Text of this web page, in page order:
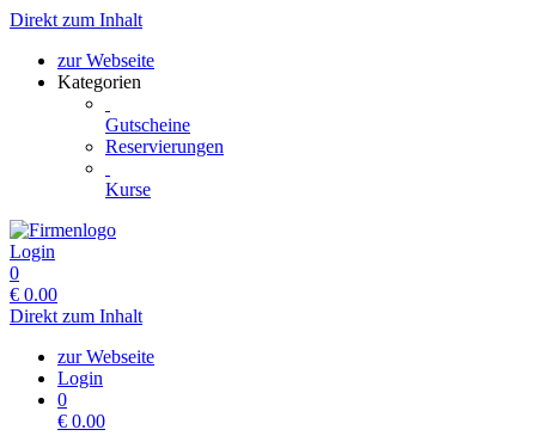
Direkt zum Inhalt
zur Webseite
Kategorien
Gutscheine
Reservierungen
Kurse
Login
0
€ 0.00
Direkt zum Inhalt
zur Webseite
Login
0
€ 0.00